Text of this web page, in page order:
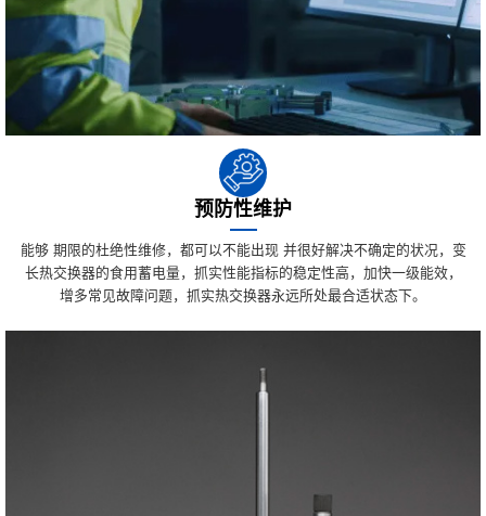
预防性维护
能够 期限的杜绝性维修，都可以不能出现 并很好解决不确定的状况，变
长热交换器的食用蓄电量，抓实性能指标的稳定性高，加快一级能效，
增多常见故障问题，抓实热交换器永远所处最合适状态下。